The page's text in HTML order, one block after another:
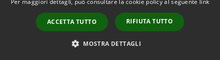
Catasto e urbanistica
Turismo
Mobilità e trasporti
Per maggiori dettagli, può consultare la cookie policy al seguente link
ACCETTA TUTTO RIFIUTA TUTTO
MOSTRA DETTAGLI